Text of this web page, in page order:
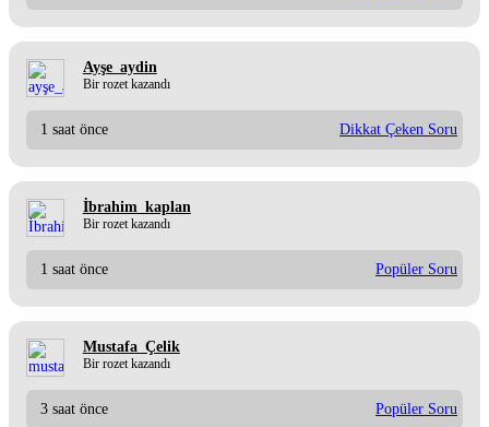
Ayşe_aydin
Bir rozet kazandı
1 saat önce Dikkat Çeken Soru
İbrahim_kaplan
Bir rozet kazandı
1 saat önce Popüler Soru
Mustafa_Çelik
Bir rozet kazandı
3 saat önce Popüler Soru